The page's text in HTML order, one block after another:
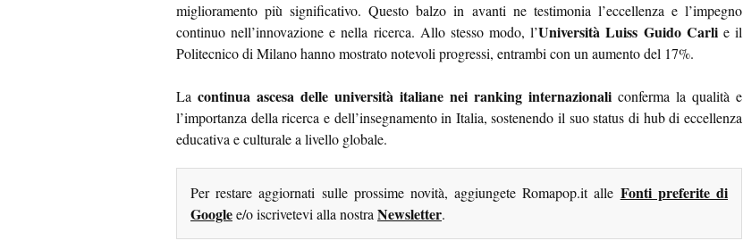
miglioramento più significativo. Questo balzo in avanti ne testimonia l’eccellenza e l’impegno
continuo nell’innovazione e nella ricerca. Allo stesso modo, l’Università Luiss Guido Carlie il
Politecnico di Milano hanno mostrato notevoli progressi, entrambi con un aumento del 17%.
La continua ascesa delle università italiane nei ranking internazionali conferma la qualità e
l’importanza della ricerca e dell’insegnamento in Italia, sostenendo il suo status di hub di eccellenza
educativa e culturale a livello globale.
Per restare aggiornati sulle prossime novità, aggiungete Romapop.it alle Fonti preferite di
Googlee/o iscrivetevi alla nostraNewsletter.